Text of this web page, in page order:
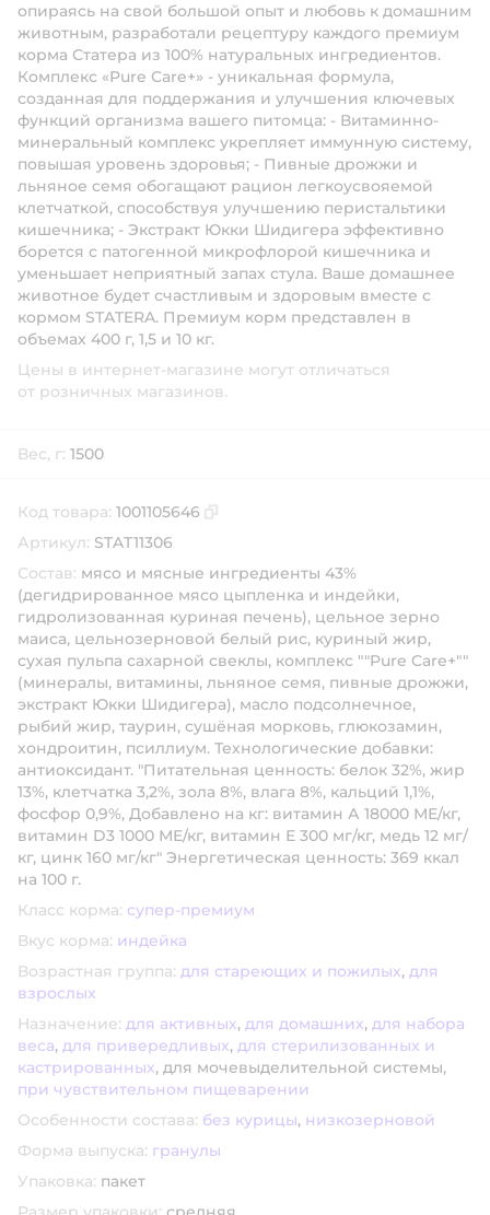
опираясь на свой большой опыт и любовь к домашним
животным, разработали рецептуру каждого премиум
корма Статера из 100% натуральных ингредиентов.
Комплекс «Pure Care+» - уникальная формула,
созданная для поддержания и улучшения ключевых
функций организма вашего питомца: - Витаминно-
минеральный комплекс укрепляет иммунную систему,
повышая уровень здоровья; - Пивные дрожжи и
льняное семя обогащают рацион легкоусвояемой
клетчаткой, способствуя улучшению перистальтики
кишечника; - Экстракт Юкки Шидигера эффективно
борется с патогенной микрофлорой кишечника и
уменьшает неприятный запах стула. Ваше домашнее
животное будет счастливым и здоровым вместе с
кормом STATERA. Премиум корм представлен в
объемах 400 г, 1,5 и 10 кг.
Цены в интернет-магазине могут отличаться
от розничных магазинов.
Вес, г: 1500
Код товара: 1001105646
Артикул: STAT11306
Состав: мясо и мясные ингредиенты 43%
(дегидрированное мясо цыпленка и индейки,
гидролизованная куриная печень), цельное зерно
маиса, цельнозерновой белый рис, куриный жир,
сухая пульпа сахарной свеклы, комплекс ""Pure Care+""
(минералы, витамины, льняное семя, пивные дрожжи,
экстракт Юкки Шидигера), масло подсолнечное,
рыбий жир, таурин, сушёная морковь, глюкозамин,
хондроитин, псиллиум. Технологические добавки:
антиоксидант. "Питательная ценность: белок 32%, жир
13%, клетчатка 3,2%, зола 8%, влага 8%, кальций 1,1%,
фосфор 0,9%, Добавлено на кг: витамин А 18000 МЕ/кг,
витамин D3 1000 МЕ/кг, витамин Е 300 мг/кг, медь 12 мг/
кг, цинк 160 мг/кг" Энергетическая ценность: 369 ккал
на 100 г.
Класс корма: супер-премиум
Вкус корма: индейка
Возрастная группа: для стареющих и пожилых, для
взрослых
Назначение: для активных, для домашних, для набора
веса, для привередливых, для стерилизованных и
кастрированных, для мочевыделительной системы,
при чувствительном пищеварении
Особенности состава: без курицы, низкозерновой
Форма выпуска: гранулы
Упаковка: пакет